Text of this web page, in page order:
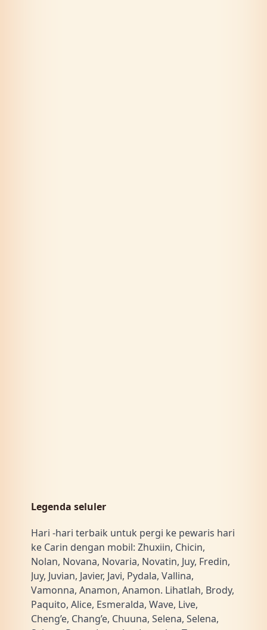
Legenda seluler
Hari -hari terbaik untuk pergi ke pewaris hari
ke Carin dengan mobil: Zhuxiin, Chicin,
Nolan, Novana, Novaria, Novatin, Juy, Fredin,
Juy, Juvian, Javier, Javi, Pydala, Vallina,
Vamonna, Anamon, Anamon. Lihatlah, Brody,
Paquito, Alice, Esmeralda, Wave, Live,
Cheng’e, Chang’e, Chuuna, Selena, Selena,